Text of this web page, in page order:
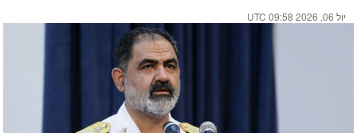
יול 06, 2026 09:58 UTC